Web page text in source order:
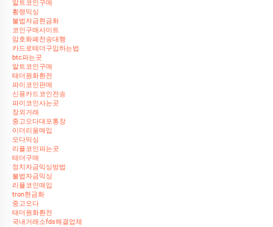
알트코인구매
횡령믹싱
불법자금현금화
코인구매사이트
암호화폐전송대행
카드로테더구입하는법
btc파는곳
알트코인구매
태더원화환전
파이코인판매
신용카드코인전송
파이코인사는곳
장외거래
중고오다대포통장
이더리움매입
오다믹싱
리플코인파는곳
테더구매
정치자금믹싱방법
불법자금믹싱
리플코인매입
tron현금화
중고오다
태더원화환전
국내거래소fds해결업체